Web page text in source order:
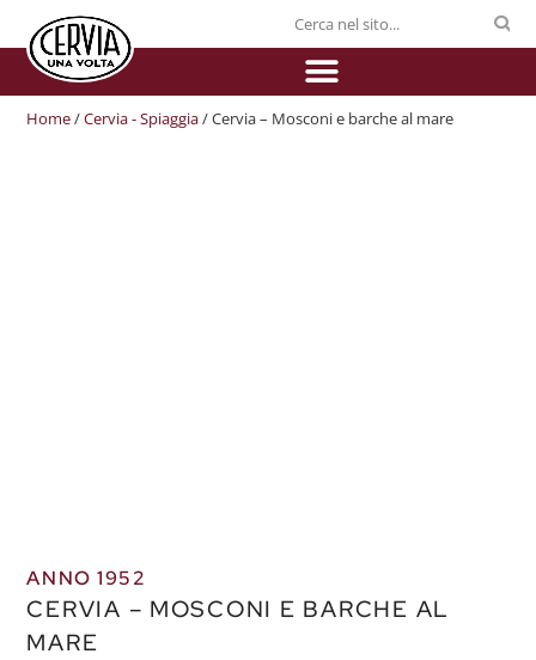
Home/Cervia - Spiaggia/ Cervia – Mosconi e barche al mare
ANNO 1952
CERVIA – MOSCONI E BARCHE AL
MARE